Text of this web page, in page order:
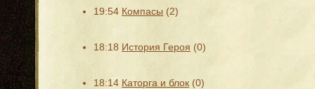
19:54 Компасы (2)
18:18 История Героя (0)
18:14 Каторга и блок (0)